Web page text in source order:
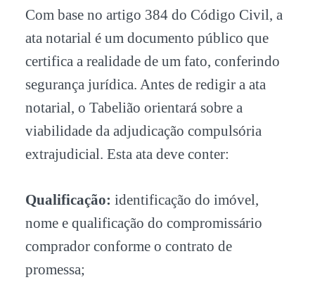
Com base no artigo 384 do Código Civil, a
ata notarial é um documento público que
certifica a realidade de um fato, conferindo
segurança jurídica. Antes de redigir a ata
notarial, o Tabelião orientará sobre a
viabilidade da adjudicação compulsória
extrajudicial. Esta ata deve conter:
Qualificação: identificação do imóvel,
nome e qualificação do compromissário
comprador conforme o contrato de
promessa;